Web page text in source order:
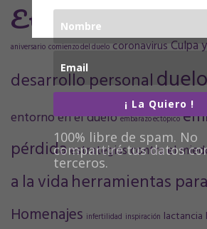
Etiquetas
aniversario comienzo del duelo coronavirus Culpa
desarrollo personalduelo
entorno en el duelo embarazo ectópico
pérdidaestrategias contra el
a la vidaherramientas
Homenajes infertilidad inspiración lactancia
¡ La Quiero !
100% libre de spam. No
compartiré tus datos
terceros.